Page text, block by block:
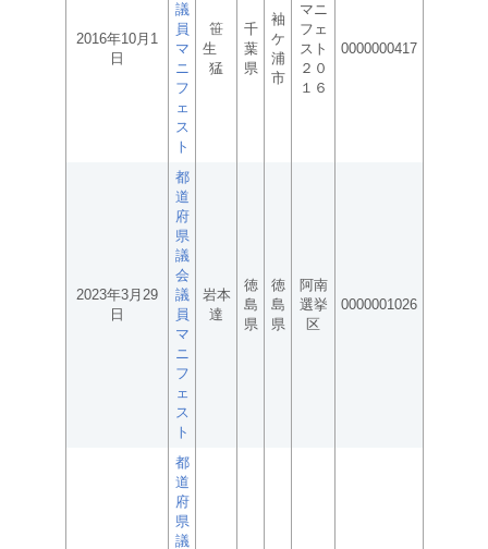
2016年10月1
日
議
員
マ
ニ
フ
ェ
ス
ト
笹
生
猛
千
葉
県
袖
ケ
浦
市
マニ
フェ
スト
２０
１６
0000000417
2023年3月29
日
都
道
府
県
議
会
議
員
マ
ニ
フ
ェ
ス
ト
岩本
達
徳
島
県
徳
島
県
阿南
選挙
区
0000001026
都
道
府
県
議